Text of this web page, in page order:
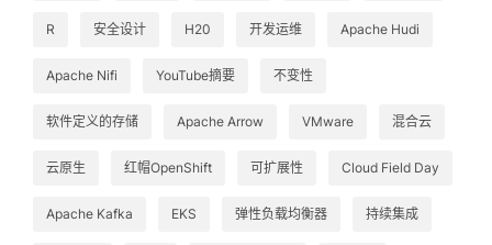
R 安全设计 H20 开发运维 Apache Hudi
Apache Nifi YouTube摘要 不变性
软件定义的存储 Apache Arrow VMware 混合云
云原生 红帽OpenShift 可扩展性 Cloud Field Day
Apache Kafka EKS 弹性负载均衡器 持续集成